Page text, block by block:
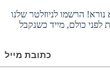
הרשמו לניוזלטר שלנו
לפני כולם, מייד כשנקבל
כתובת מייל